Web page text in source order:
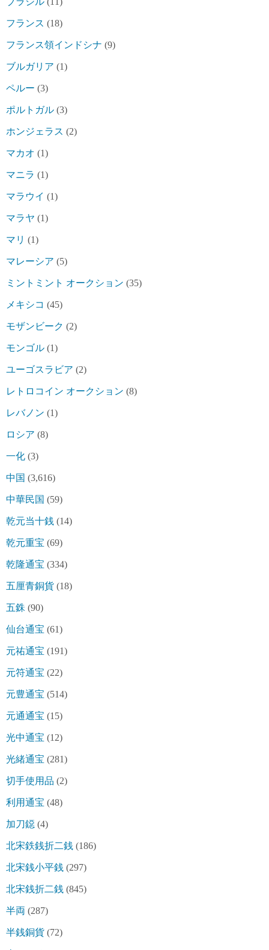
フランス (18)
フランス領インドシナ (9)
ブルガリア (1)
ペルー (3)
ポルトガル (3)
ホンジェラス (2)
マカオ (1)
マニラ (1)
マラウイ (1)
マラヤ (1)
マリ (1)
マレーシア (5)
ミントミント オークション (35)
メキシコ (45)
モザンビーク (2)
モンゴル (1)
ユーゴスラビア (2)
レトロコイン オークション (8)
レバノン (1)
ロシア (8)
一化 (3)
中国 (3,616)
中華民国 (59)
乾元当十銭 (14)
乾元重宝 (69)
乾隆通宝 (334)
五厘青銅貨 (18)
五銖 (90)
仙台通宝 (61)
元祐通宝 (191)
元符通宝 (22)
元豊通宝 (514)
元通通宝 (15)
光中通宝 (12)
光緒通宝 (281)
切手使用品 (2)
利用通宝 (48)
加刀鐚 (4)
北宋鉄銭折二銭 (186)
北宋銭小平銭 (297)
北宋銭折二銭 (845)
半両 (287)
半銭銅貨 (72)